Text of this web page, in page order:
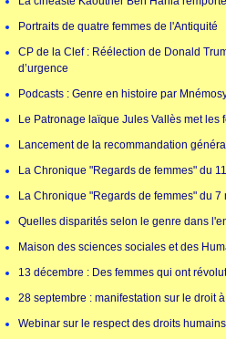
Portraits de quatre femmes de l'Antiquité
CP de la Clef : Réélection de Donald
d’urgence
Podcasts : Genre en histoire par
Le Patronage laïque Jules Vallès met les
Lancement de la recommandation
La Chronique "Regards de femmes" du
La Chronique "Regards de femmes" du 7
Quelles disparités selon le genre dans
Maison des sciences sociales et des
13 décembre : Des femmes qui ont
28 septembre : manifestation sur le droit
Webinar sur le respect des droits